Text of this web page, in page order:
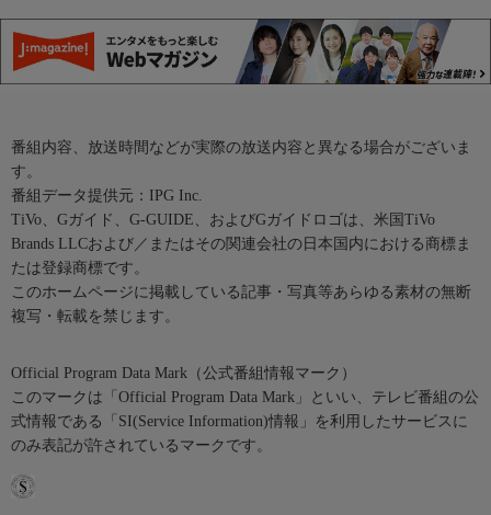
番組内容、放送時間などが実際の放送内容と異なる場合がございま
す。
番組データ提供元：IPG Inc.
TiVo、Gガイド、G-GUIDE、およびGガイドロゴは、米国TiVo
Brands LLCおよび／またはその関連会社の日本国内における商標ま
たは登録商標です。
このホームページに掲載している記事・写真等あらゆる素材の無断
複写・転載を禁じます。
Official Program Data Mark（公式番組情報マーク）
このマークは「Official Program Data Mark」といい、テレビ番組の公
式情報である「SI(Service Information)情報」を利用したサービスに
のみ表記が許されているマークです。